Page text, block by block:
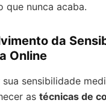
que nunca acaba.
da
Online
sua sensibilidade
as técnicas de